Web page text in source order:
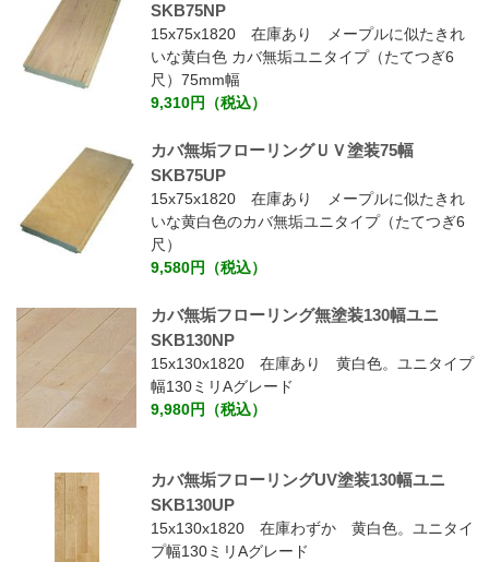
SKB75NP
15x75x1820 在庫あり メープルに似たきれ
いな黄白色 カバ無垢ユニタイプ（たてつぎ6
尺）75mm幅
9,310円（税込）
カバ無垢フローリングＵＶ塗装75幅
SKB75UP
15x75x1820 在庫あり メープルに似たきれ
いな黄白色のカバ無垢ユニタイプ（たてつぎ6
尺）
9,580円（税込）
カバ無垢フローリング無塗装130幅ユニ
SKB130NP
15x130x1820 在庫あり 黄白色。ユニタイプ
幅130ミリAグレード
9,980円（税込）
カバ無垢フローリングUV塗装130幅ユニ
SKB130UP
15x130x1820 在庫わずか 黄白色。ユニタイ
プ幅130ミリAグレード